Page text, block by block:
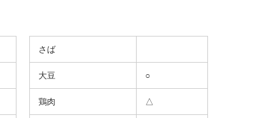
さば
大豆 ○
鶏肉 △